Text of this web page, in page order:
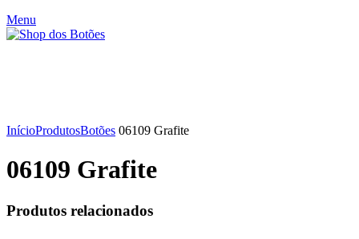
Menu
InícioProdutosBotões 06109 Grafite
06109 Grafite
Produtos relacionados